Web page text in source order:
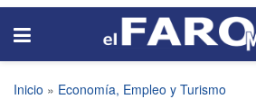
Inicio » Economía, Empleo y Turismo